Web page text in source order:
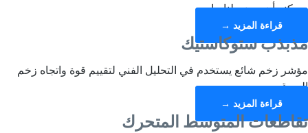
ويمكنه أن يوضح لنا ما ...
قراءة المزيد →
مذبذب ستوكاستيك
مؤشر زخم شائع يستخدم في التحليل الفني لتقييم قوة واتجاه زخم
السوق.
قراءة المزيد →
تقاطعات المتوسط المتحرك